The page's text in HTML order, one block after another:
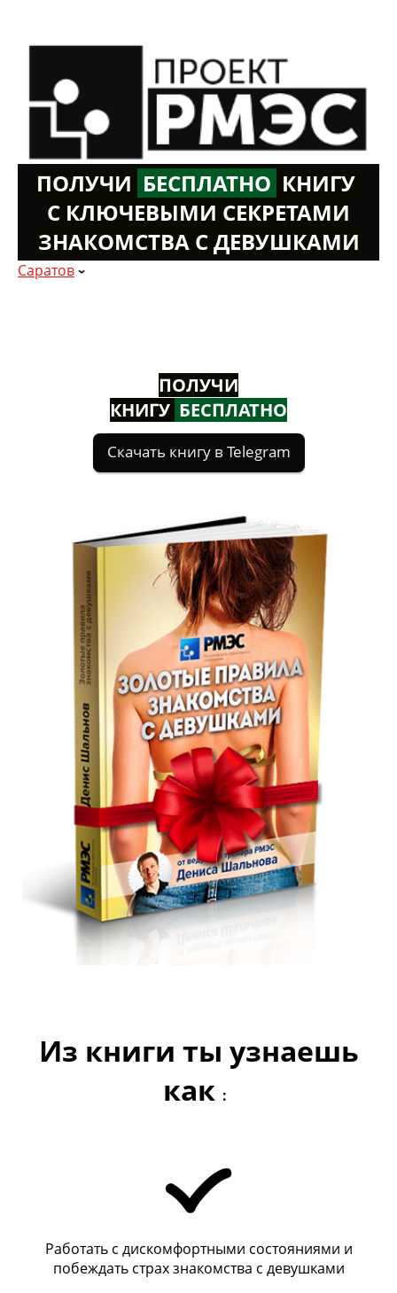
ПОЛУЧИ БЕСПЛАТНО КНИГУ
С КЛЮЧЕВЫМИ СЕКРЕТАМИ
ЗНАКОМСТВА С ДЕВУШКАМИ
Саратов
ПОЛУЧИ
КНИГУ БЕСПЛАТНО
Из книги ты узнаешь
как :
Работать с дискомфортными состояниями и
побеждать страх знакомства с девушками